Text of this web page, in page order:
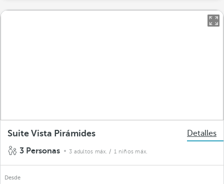
Suite Vista Pirámides
Detalles
3 Personas
3 adultos máx. / 1 niños máx.
Desde